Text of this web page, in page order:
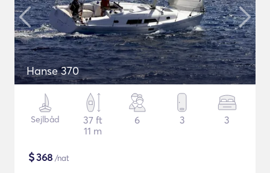
Hanse 370
Sejlbåd
37 ft
11 m
6 3 3
$368 /nat